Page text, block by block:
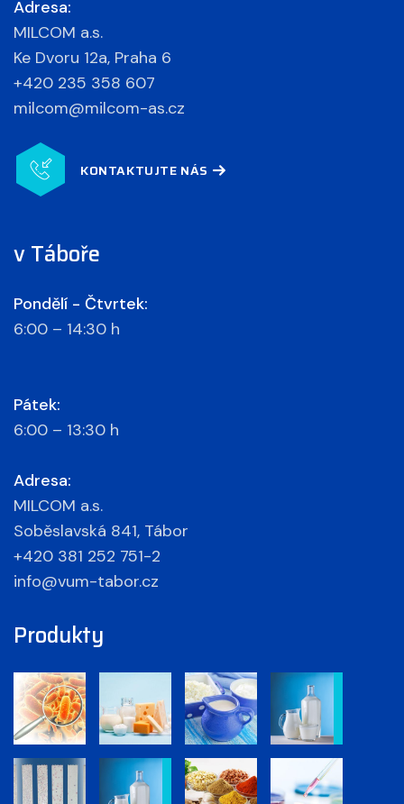
Adresa:
MILCOM a.s.
Ke Dvoru 12a, Praha 6
+420 235 358 607
milcom@milcom-as.cz
KONTAKTUJTE NÁS
v Táboře
Pondělí - Čtvrtek:
6:00 – 14:30 h
Pátek:
6:00 – 13:30 h
Adresa:
MILCOM a.s.
Soběslavská 841, Tábor
+420 381 252 751-2
info@vum-tabor.cz
Produkty